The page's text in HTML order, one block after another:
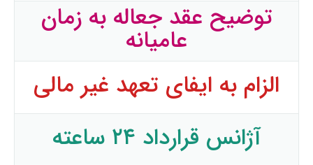
توضیح عقد جعاله به زمان
عامیانه
الزام به ایفای تعهد غیر مالی
آژانس قرارداد ۲۴ ساعته